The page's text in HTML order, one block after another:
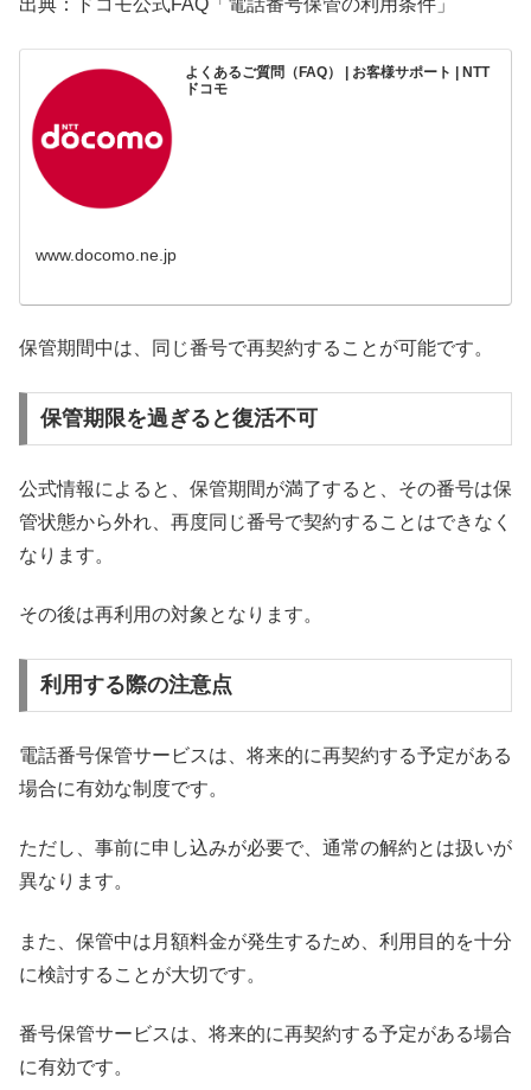
出典：ドコモ公式FAQ「電話番号保管の利用条件」
よくあるご質問（FAQ） | お客様サポート | NTT
ドコモ
www.docomo.ne.jp
保管期間中は、同じ番号で再契約することが可能です。
保管期限を過ぎると復活不可
公式情報によると、保管期間が満了すると、その番号は保
管状態から外れ、再度同じ番号で契約することはできなく
なります。
その後は再利用の対象となります。
利用する際の注意点
電話番号保管サービスは、将来的に再契約する予定がある
場合に有効な制度です。
ただし、事前に申し込みが必要で、通常の解約とは扱いが
異なります。
また、保管中は月額料金が発生するため、利用目的を十分
に検討することが大切です。
番号保管サービスは、将来的に再契約する予定がある場合
に有効です。